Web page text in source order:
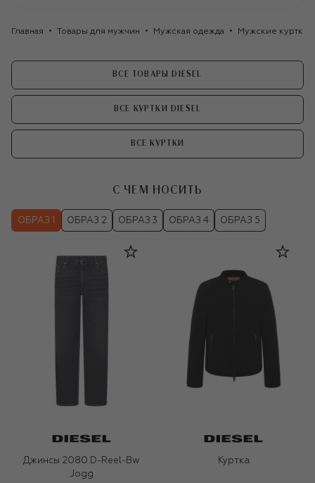
Главная Товары для мужчин Мужская одежда Мужские куртки
ВСЕ ТОВАРЫ DIESEL
ВСЕ КУРТКИ DIESEL
ВСЕ КУРТКИ
С ЧЕМ НОСИТЬ
ОБРАЗ 1 ОБРАЗ 2 ОБРАЗ 3 ОБРАЗ 4 ОБРАЗ 5
Джинсы 2080 D-Reel-Bw
Jogg
Куртка